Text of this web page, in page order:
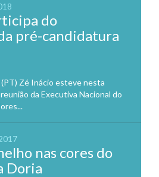
do
pré-candidatura
Zé Inácio esteve nesta
da Executiva Nacional do
nas cores do
Doria